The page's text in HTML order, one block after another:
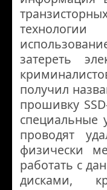
затереть
получил
прошивку
специальные
проводят
физически
работать с
дисками,